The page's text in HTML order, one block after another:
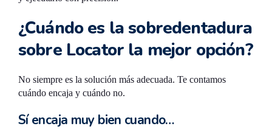
¿Cuándo es la sobredentadura
sobre Locator la mejor opción?
No siempre es la solución más adecuada. Te contamos
cuándo encaja y cuándo no.
Sí encaja muy bien cuando…